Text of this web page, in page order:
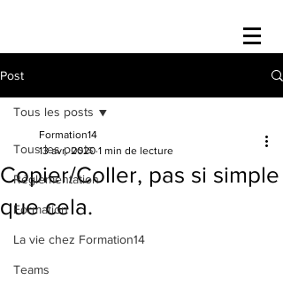
Post
Tous les posts
Réglementation
Formation
La vie chez Formation14
Teams
Tous les posts
Copier/Coller, pas si simple
que cela.
Formation14
13 avr. 2020 1 min de lecture